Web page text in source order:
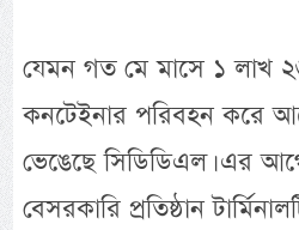
যেমন গত মে মাসে ১ লাখ
কনটেইনার পরিবহন করে
ভেঙেছে সিডিডিএল। এর
বেসরকারি প্রতিষ্ঠান